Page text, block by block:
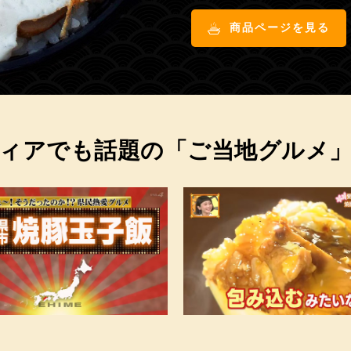
商品ページを見る
アでも話題の「ご当地グルメ